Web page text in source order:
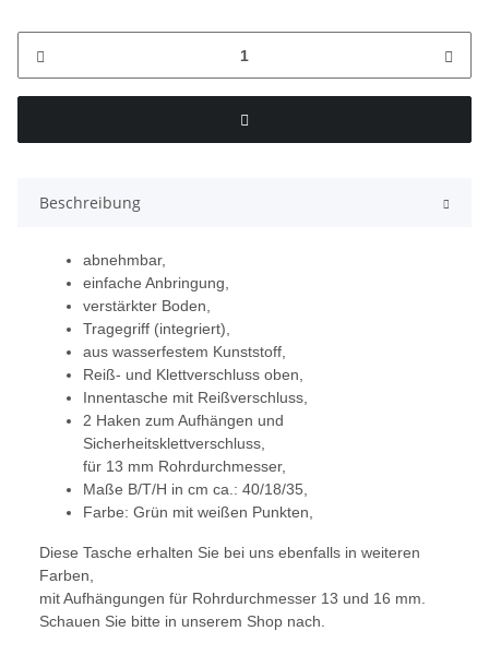
Beschreibung
abnehmbar,
einfache Anbringung,
verstärkter Boden,
Tragegriff (integriert),
aus wasserfestem Kunststoff,
Reiß- und Klettverschluss oben,
Innentasche mit Reißverschluss,
2 Haken zum Aufhängen und
Sicherheitsklettverschluss,
für 13 mm Rohrdurchmesser,
Maße B/T/H in cm ca.: 40/18/35,
Farbe: Grün mit weißen Punkten,
Diese Tasche erhalten Sie bei uns ebenfalls in weiteren
Farben,
mit Aufhängungen für Rohrdurchmesser 13 und 16 mm.
Schauen Sie bitte in unserem Shop nach.